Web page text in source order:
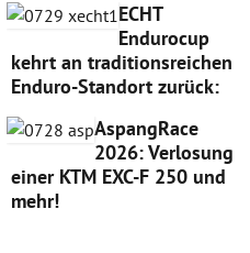
ECHT
Endurocup
kehrt an traditionsreichen
Enduro-Standort zurück:
AspangRace
2026: Verlosung
einer KTM EXC-F 250 und
mehr!